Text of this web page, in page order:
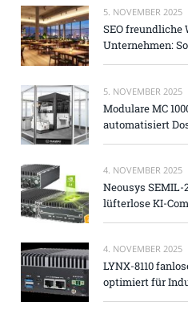
5. NOVEMBER 2025
SEO freundliche
Unternehmen:
5. NOVEMBER 2025
Modulare MC
automatisiert
4. NOVEMBER 2025
Neousys SEMIL-
lüfterlose KI-
4. NOVEMBER 2025
LYNX-8110
optimiert für